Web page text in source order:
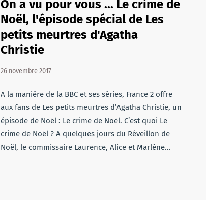
On a vu pour vous ... Le crime de
Noël, l'épisode spécial de Les
petits meurtres d'Agatha
Christie
26 novembre 2017
A la manière de la BBC et ses séries, France 2 offre
aux fans de Les petits meurtres d’Agatha Christie, un
épisode de Noël : Le crime de Noël. C’est quoi Le
crime de Noël ? A quelques jours du Réveillon de
Noël, le commissaire Laurence, Alice et Marlène…